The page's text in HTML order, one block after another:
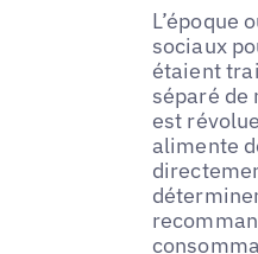
L’époque
sociaux
étaient
séparé de
est
alimente